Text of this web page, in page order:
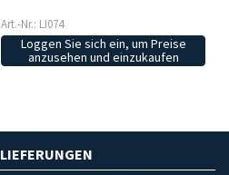
Art.-Nr.: LI074
Loggen Sie sich ein, um Preise
anzusehen und einzukaufen